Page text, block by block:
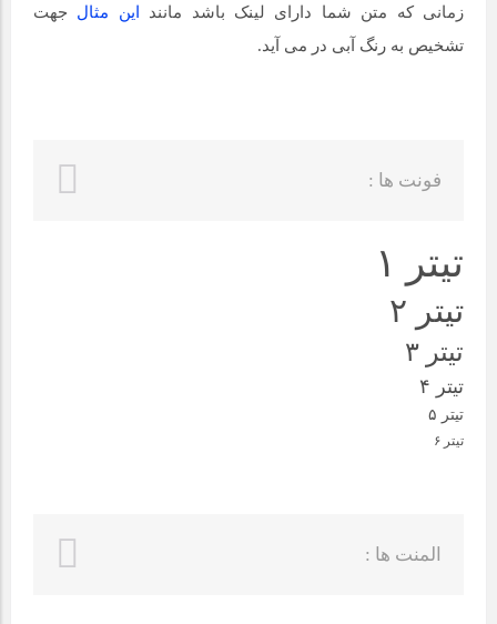
زمانی که متن شما دارای لینک باشد مانند این مثال جهت
تشخیص به رنگ آبی در می آید.
فونت ها :
تیتر ۱
تیتر ۲
تیتر ۳
تیتر ۴
تیتر ۵
تیتر ۶
المنت ها :